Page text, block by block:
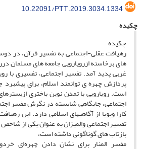
10.22091/PTT.2019.3034.1334
چکیده
چکیده
رهیافت عقلی-اجتماعی به تفسیر قرآن، در
های برخاسته ازرویارویی جامعه های مسلمان
غربی پدید آمد. تفسیر اجتماعی، تفسیری با
پردازش چهره ی توانمند اسلام، برای
است. رویارویی با تمدن نوین باختری
اجتماعی، جایگاهی شایسته در نگرش مفسر
کارا وپویا از آگاهیهای اسلامی دارد. این
تفسیر اجتماعی والمیزان به عنوان یکی از
بازتاب های گوناگونی داشته است،
مفسر المنار برای نشان دادن چهره‌ای